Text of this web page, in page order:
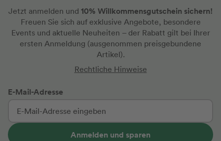
Jetzt anmelden und 10% Willkommensgutschein sichern!
Freuen Sie sich auf exklusive Angebote, besondere
Events und aktuelle Neuheiten – der Rabatt gilt bei Ihrer
ersten Anmeldung (ausgenommen preisgebundene
Artikel).
Rechtliche Hinweise
E-Mail-Adresse
Anmelden und sparen